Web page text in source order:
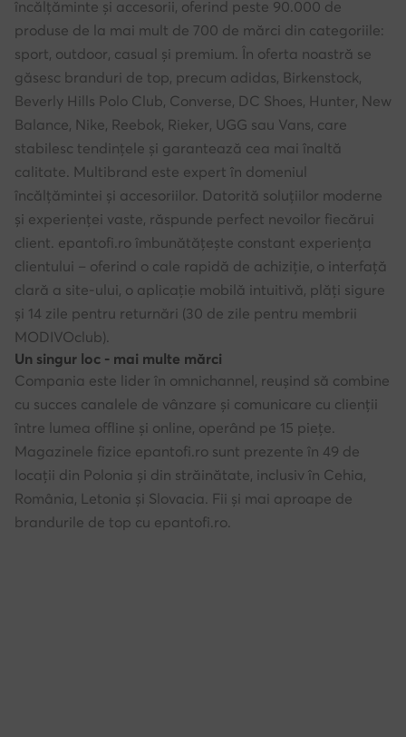
încălțăminte și accesorii, oferind peste 90.000 de
produse de la mai mult de 700 de mărci din categoriile:
sport, outdoor, casual și premium. În oferta noastră se
găsesc branduri de top, precum adidas, Birkenstock,
Beverly Hills Polo Club, Converse, DC Shoes, Hunter, New
Balance, Nike, Reebok, Rieker, UGG sau Vans, care
stabilesc tendințele și garantează cea mai înaltă
calitate. Multibrand este expert în domeniul
încălțămintei și accesoriilor. Datorită soluțiilor moderne
și experienței vaste, răspunde perfect nevoilor fiecărui
client. epantofi.ro îmbunătățește constant experiența
clientului – oferind o cale rapidă de achiziție, o interfață
clară a site-ului, o aplicație mobilă intuitivă, plăți sigure
și 14 zile pentru returnări (30 de zile pentru membrii
MODIVOclub).
Un singur loc - mai multe mărci
Compania este lider în omnichannel, reușind să combine
cu succes canalele de vânzare și comunicare cu clienții
între lumea offline și online, operând pe 15 piețe.
Magazinele fizice epantofi.ro sunt prezente în 49 de
locații din Polonia și din străinătate, inclusiv în Cehia,
România, Letonia și Slovacia. Fii și mai aproape de
brandurile de top cu epantofi.ro.